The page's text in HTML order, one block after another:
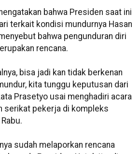
bahwa Presiden saat ini
terkait kondisi mundurnya Hasan
bahwa pengunduran diri
rencana.
bisa jadi kan tidak berkenan
kita tunggu keputusan dari
Prasetyo usai menghadiri acara
serikat pekerja di kompleks
sudah melaporkan rencana